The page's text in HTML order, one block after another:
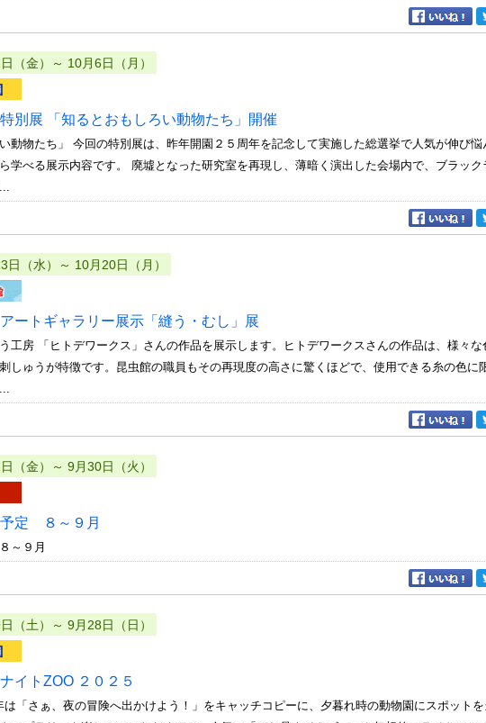
（金）～ 10月6日（月）
別展 「知るとおもしろい動物たち」開催
動物たち」 今回の特別展は、昨年開園２５周年を記念して実施した総選挙で人気が伸び悩
学べる展示内容です。 廃墟となった研究室を再現し、薄暗く演出した会場内で、ブラッ
日（水）～ 10月20日（月）
ートギャラリー展示「縫う・むし」展
工房 「ヒトデワークス」さんの作品を展示します。ヒトデワークスさんの作品は、様々
しゅうが特徴です。昆虫館の職員もその再現度の高さに驚くほどで、使用できる糸の色に
（金）～ 9月30日（火）
予定 ８～９月
～９月
（土）～ 9月28日（日）
イトZOO ２０２５
「さぁ、夜の冒険へ出かけよう！」をキャッチコピーに、夕暮れ時の動物園にスポット